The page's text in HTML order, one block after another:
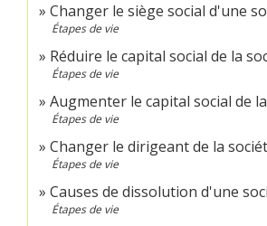
Changer le siège social d'une
Étapes de vie
Réduire le capital social de la
Étapes de vie
Augmenter le capital social de
Étapes de vie
Changer le dirigeant de la
Étapes de vie
Causes de dissolution d'une
Étapes de vie